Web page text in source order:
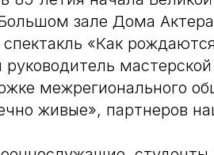
зале Дома
спектакль «Как
межрегионального
живые», партнеров